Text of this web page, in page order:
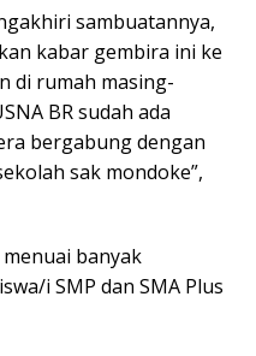
sambuatannya,
kabar gembira ini ke
di rumah masing-
BR sudah ada
bergabung dengan
sak mondoke”,
banyak
i SMP dan SMA Plus